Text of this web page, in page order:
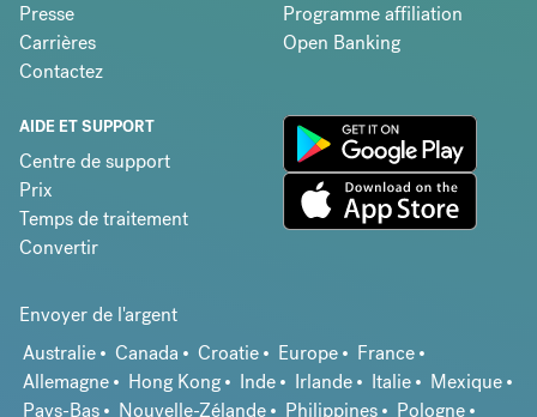
Presse
Carrières
Contactez
Programme affiliation
Open Banking
AIDE ET SUPPORT
Centre de support
Prix
Temps de traitement
Convertir
Envoyer de l'argent
Australie
Canada Croatie Europe
France
Allemagne
Hong Kong Inde Irlande Italie
Mexique
Pays-Bas
Nouvelle-Zélande Philippines
Pologne